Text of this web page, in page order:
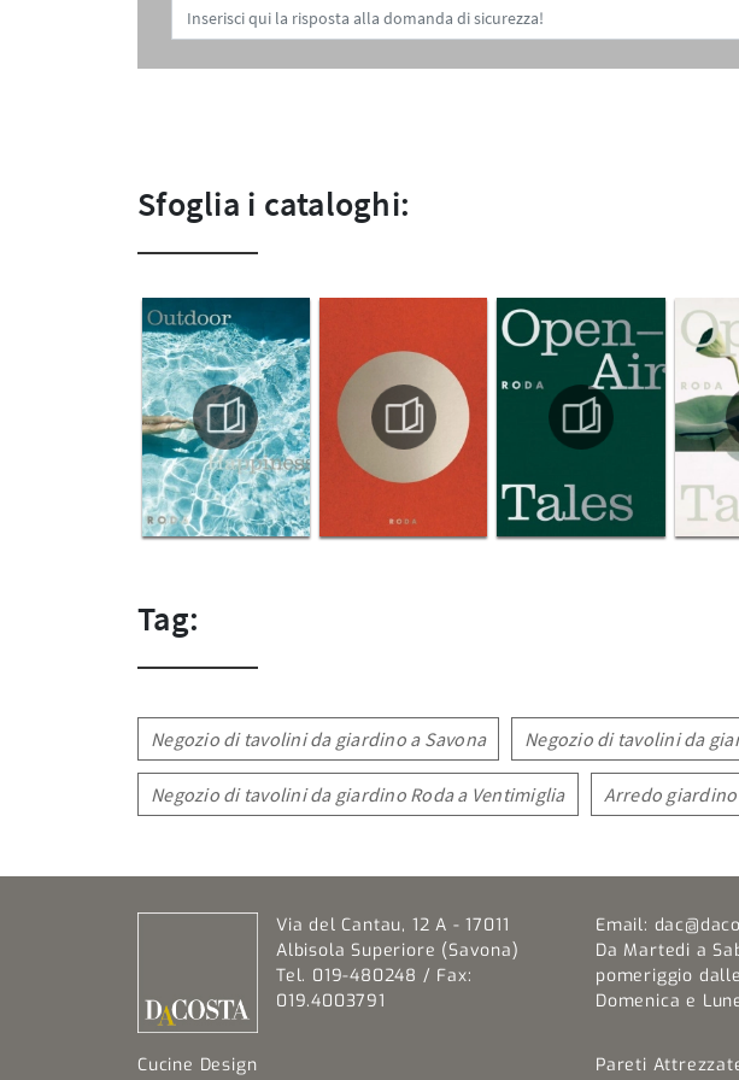
Sfoglia i cataloghi:
Tag:
Negozio di tavolini da giardino a Savona Negozio di tavolini da
Negozio di tavolini da giardino Roda a Ventimiglia Arredo giardino
Via del Cantau, 12 A - 17011
Albisola Superiore (Savona)
Tel. 019-480248 / Fax:
019.4003791
Email:
Da Martedi a
pomeriggio
Domenica e
Cucine Design
Pareti